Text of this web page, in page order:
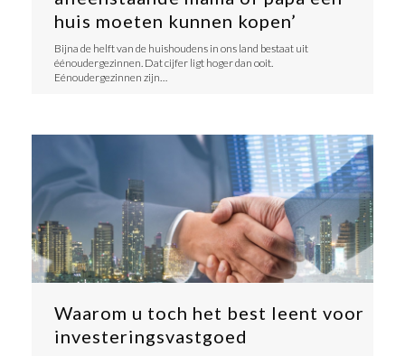
huis moeten kunnen kopen’
Bijna de helft van de huishoudens in ons land bestaat uit
éénoudergezinnen. Dat cijfer ligt hoger dan ooit.
Eénoudergezinnen zijn…
Waarom u toch het best leent voor
investeringsvastgoed